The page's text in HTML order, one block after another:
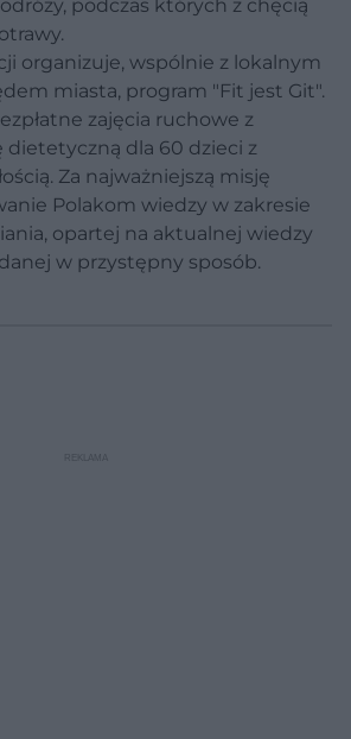
podczas których z chęcią
organizuje, wspólnie z lokalnym
miasta, program "Fit jest Git".
zajęcia ruchowe z
dietetyczną dla 60 dzieci z
Za najważniejszą misję
Polakom wiedzy w zakresie
opartej na aktualnej wiedzy
w przystępny sposób.